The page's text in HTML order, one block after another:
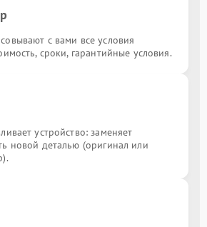
с вами все условия
сроки, гарантийные условия.
устройство: заменяет
новой деталью (оригинал или